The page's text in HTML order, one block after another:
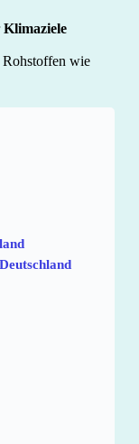
Klimaziele
Rohstoffen wie